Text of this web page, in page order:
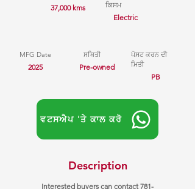
37,000 kms
ਕਿਸਮ
Electric
MFG Date
2025
ਸਥਿਤੀ
Pre-owned
ਪੋਸਟ ਕਰਨ ਦੀ
ਮਿਤੀ
PB
ਵਟਸਐਪ 'ਤੇ ਕਾਲ ਕਰੋ
Description
Interested buyers can contact781-